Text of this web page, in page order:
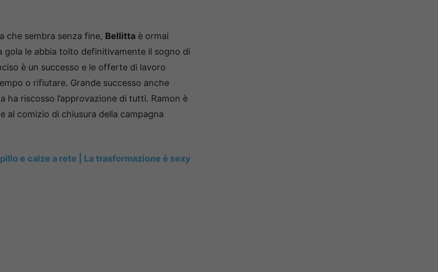
che sembra senza fine, Bellitta è ormai
gola le abbia tolto definitivamente il sogno di
è un successo e le offerte di lavoro
o rifiutare. Grande successo anche
ha riscosso l’approvazione di tutti. Ramon è
al comizio di chiusura della campagna
e calze a rete | La trasformazione è sexy